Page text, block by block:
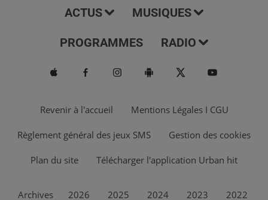
ACTUS MUSIQUES
PROGRAMMES RADIO
Revenir à l'accueil Mentions Légales I CGU
Règlement général des jeux SMS Gestion des cookies
Plan du site Télécharger l'application Urban hit
Archives 2026 2025 2024 2023 2022